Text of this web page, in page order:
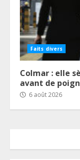
Faits divers
Colmar : elle
avant de
6 août 2026